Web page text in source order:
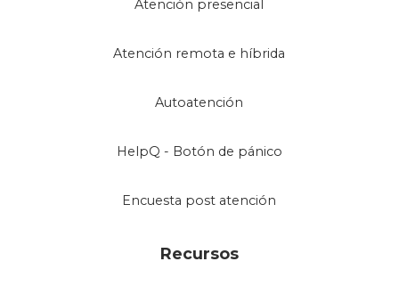
Atención presencial
Atención remota e híbrida
Autoatención
HelpQ - Botón de pánico
Encuesta post atención
Recursos